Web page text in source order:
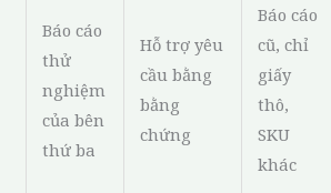
Báo cáo
thử
nghiệm
của bên
thứ ba
Hỗ trợ yêu
cầu bằng
bằng
chứng
Báo cáo
cũ, chỉ
giấy
thô,
SKU
khác